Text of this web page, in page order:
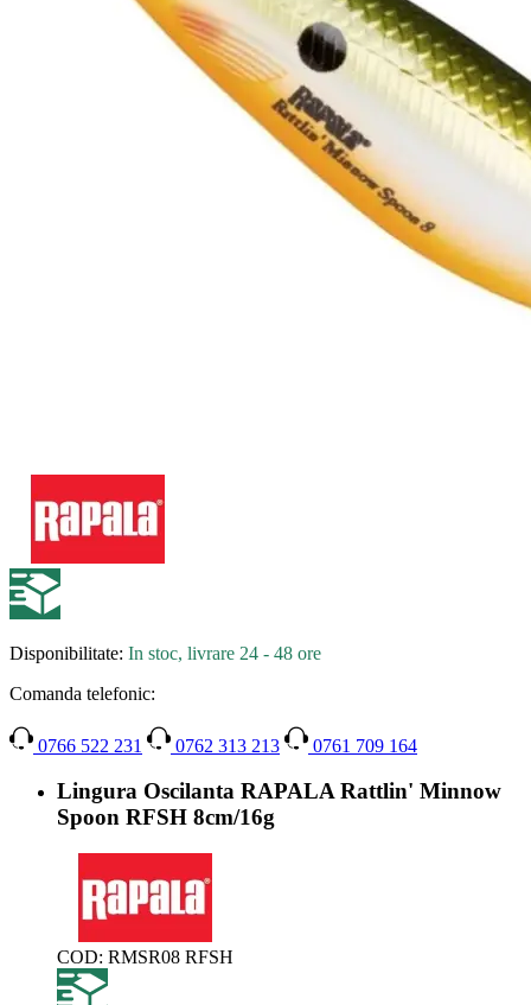
Disponibilitate: In stoc, livrare 24 - 48 ore
Comanda telefonic:
0766 522 231 0762 313 213 0761 709 164
Lingura Oscilanta RAPALA Rattlin' Minnow
Spoon RFSH 8cm/16g
COD: RMSR08 RFSH